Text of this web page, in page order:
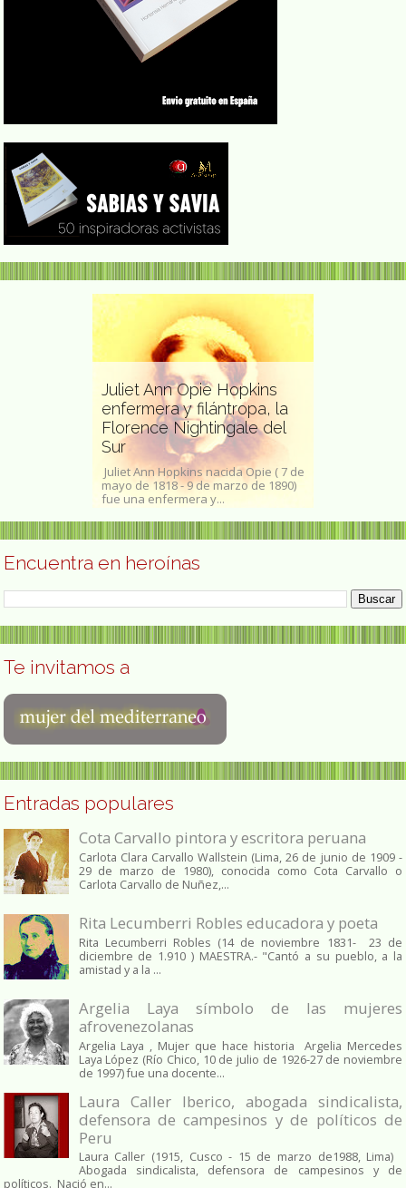
Juliet Ann Opie Hopkins
enfermera y filántropa, la
Florence Nightingale del
Sur
Juliet Ann Hopkins nacida Opie ( 7 de
mayo de 1818 - 9 de marzo de 1890)
fue una enfermera y...
Encuentra en heroínas
Te invitamos a
Entradas populares
Cota Carvallo pintora y escritora peruana
Carlota Clara Carvallo Wallstein (Lima, 26 de junio de 1909 -
29 de marzo de 1980), conocida como Cota Carvallo o
Carlota Carvallo de Nuñez,...
Rita Lecumberri Robles educadora y poeta
Rita Lecumberri Robles (14 de noviembre 1831- 23 de
diciembre de 1.910 ) MAESTRA.- "Cantó a su pueblo, a la
amistad y a la ...
Argelia Laya símbolo de las mujeres
afrovenezolanas
Argelia Laya , Mujer que hace historia Argelia Mercedes
Laya López (Río Chico, 10 de julio de 1926-27 de noviembre
de 1997) fue una docente...
Laura Caller Iberico, abogada sindicalista,
defensora de campesinos y de políticos de
Peru
Laura Caller (1915, Cusco - 15 de marzo de1988, Lima)
Abogada sindicalista, defensora de campesinos y de
políticos. Nació en...